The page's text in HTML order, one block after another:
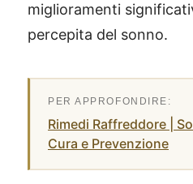
miglioramenti
percepita del sonno.
Rimedi Raffreddore |
Cura e Prevenzione